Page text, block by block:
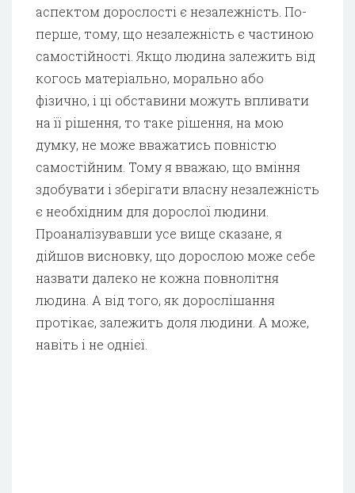
аспектом дорослості є незалежність. По-
перше, тому, що незалежність є частиною
самостійності. Якщо людина залежить від
когось матеріально, морально або
фізично, і ці обставини можуть впливати
на її рішення, то таке рішення, на мою
думку, не може вважатись повністю
самостійним. Тому я вважаю, що вміння
здобувати і зберігати власну незалежність
є необхідним для дорослої людини.
Проаналізувавши усе вище сказане, я
дійшов висновку, що дорослою може себе
назвати далеко не кожна повнолітня
людина. А від того, як дорослішання
протікає, залежить доля людини. А може,
навіть і не однієї.